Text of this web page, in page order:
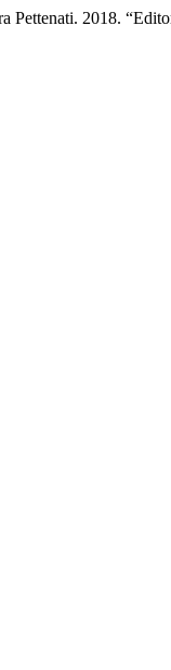
Pettenati. 2018.